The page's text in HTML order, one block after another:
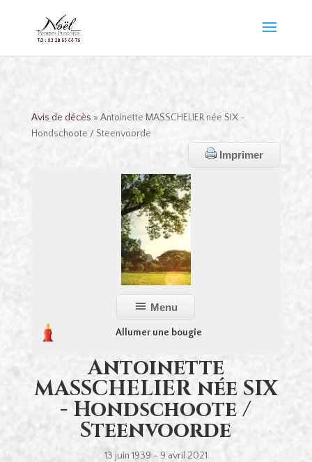
Avis de décès » Antoinette MASSCHELIER née SIX -
Hondschoote / Steenvoorde
Imprimer
Menu
Allumer une bougie
Antoinette
MASSCHELIER née SIX
- Hondschoote /
Steenvoorde
13 juin 1939 - 9 avril 2021